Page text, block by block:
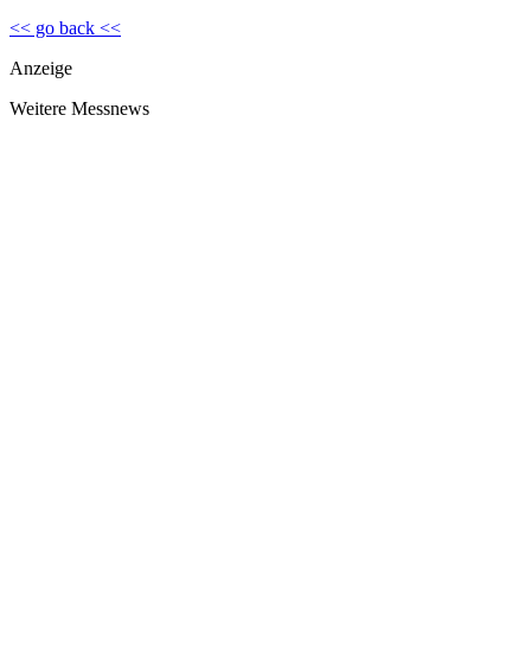
<< go back <<
Anzeige
Weitere Messnews